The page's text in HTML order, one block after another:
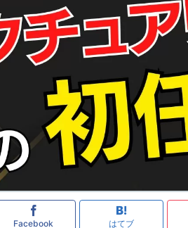
Facebook はてブ